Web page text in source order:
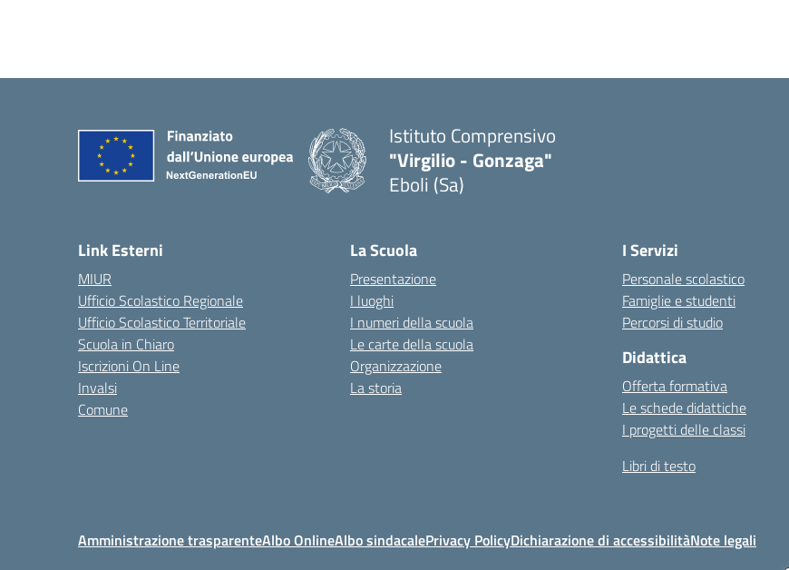
Istituto Comprensivo
"Virgilio - Gonzaga"
Eboli (Sa)
Link Esterni
MIUR
Ufficio Scolastico Regionale
Ufficio Scolastico Territoriale
Scuola in Chiaro
Iscrizioni On Line
Invalsi
Comune
La Scuola
Presentazione
I luoghi
I numeri della scuola
Le carte della scuola
Organizzazione
La storia
I Servizi
Personale scolastico
Famiglie e studenti
Percorsi di studio
Didattica
Offerta formativa
Le schede didattiche
I progetti delle classi
Libri di testo
Amministrazione trasparenteAlbo OnlineAlbo sindacalePrivacy PolicyDichiarazione di accessibilitàNote legali